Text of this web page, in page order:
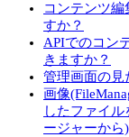
コンテンツ
すか？
APIでのコン
きますか？
管理画面の見
画像
したファイ
ージャーから